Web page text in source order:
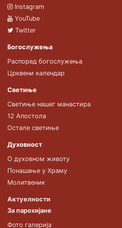
Instagram
YouTube
Twitter
Богослужења
Распоред богослужења
Црквени календар
Светиње
Светиње нашег манастира
12 Апостола
Остале светиње
Духовност
О духовном животу
Понашање у Храму
Молитвеник
Актуелности
За парохијане
Фото галерија